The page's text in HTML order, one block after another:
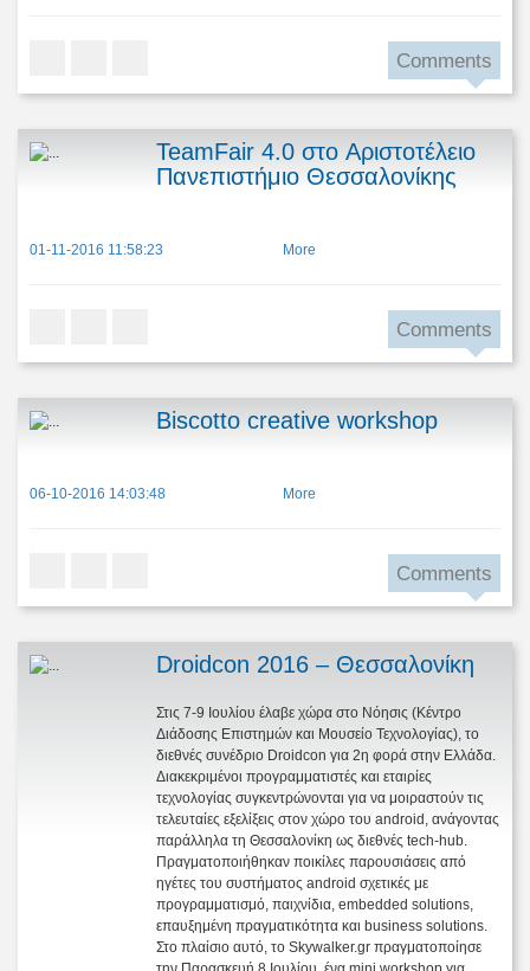
Comments
TeamFair 4.0 στο Aριστοτέλειο
Πανεπιστήμιο Θεσσαλονίκης
01-11-2016 11:58:23 More
Comments
Biscotto creative workshop
06-10-2016 14:03:48 More
Comments
Droidcon 2016 – Θεσσαλονίκη
Στις 7-9 Ιουλίου έλαβε χώρα στο Νόησις (Κέντρο
Διάδοσης Επιστημών και Μουσείο Τεχνολογίας), το
διεθνές συνέδριο Droidcon για 2η φορά στην Ελλάδα.
Διακεκριμένοι προγραμματιστές και εταιρίες
τεχνολογίας συγκεντρώνονται για να μοιραστούν τις
τελευταίες εξελίξεις στον χώρο του android, ανάγοντας
παράλληλα τη Θεσσαλονίκη ως διεθνές tech-hub.
Πραγματοποιήθηκαν ποικίλες παρουσιάσεις από
ηγέτες του συστήματος android σχετικές με
προγραμματισμό, παιχνίδια, embedded solutions,
επαυξημένη πραγματικότητα και business solutions.
Στο πλαίσιο αυτό, το Skywalker.gr πραγματοποίησε